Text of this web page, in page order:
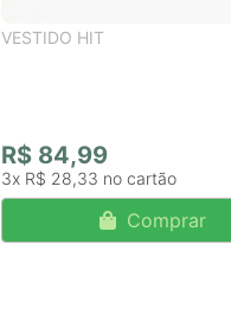
VESTIDO HIT
R$ 84,99
3x R$ 28,33
Comprar